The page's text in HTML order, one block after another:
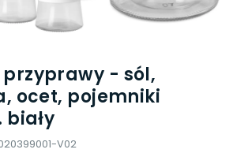
przyprawy - sól,
ocet, pojemniki
biały
V02